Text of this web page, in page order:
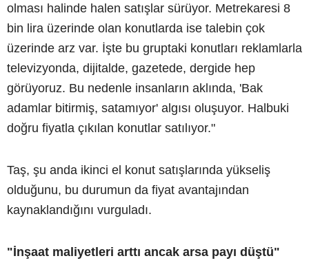
olması halinde halen satışlar sürüyor. Metrekaresi 8
bin lira üzerinde olan konutlarda ise talebin çok
üzerinde arz var. İşte bu gruptaki konutları reklamlarla
televizyonda, dijitalde, gazetede, dergide hep
görüyoruz. Bu nedenle insanların aklında, 'Bak
adamlar bitirmiş, satamıyor' algısı oluşuyor. Halbuki
doğru fiyatla çıkılan konutlar satılıyor."
Taş, şu anda ikinci el konut satışlarında yükseliş
olduğunu, bu durumun da fiyat avantajından
kaynaklandığını vurguladı.
"İnşaat maliyetleri arttı ancak arsa payı düştü"